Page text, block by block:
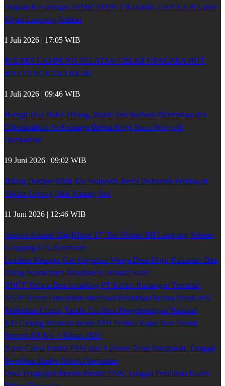
Dugaan Kecurangan SPMB SMPN 1 Kalianda, OKP KAPI Lapor
Kejari Lampung Selatan
1 Juli 2026 | 17:05 WIB
POLRES LAMPUNG SELATAN GELAR UPACARA HUT
BHAYANGKARA KE-80
1 Juli 2026 | 09:46 WIB
Hampir Dua Bulan Hilang, Wulan Sari Berhasil Ditemukan dan
Dikembalikan ke Keluarga Berkat Kerja Sama Warga &
Damkarmat
19 Juni 2026 | 09:02 WIB
Hilang Dompet Milik Rio Wahyudi, Berisi Dokumen Penting di
Sekitar Lebung Nala Karang Sari
11 Juni 2026 | 12:46 WIB
Sambut Jamaah Haji Kloter 17, Tim Dokter IDI Lampung Selatan
Langsung Cek Kesehatan
Ledakan Kompor Gas Gegerkan Warga Desa Maja, Kalianda: Dua
Orang Suami Isteri Dilarikan ke Rumah Sakit
BNCT Terima Benchmarking PT Kaltim Kariangau Terminal
ASDP Resmi Luncurkan Sterilisasi Pelabuhan Secara Penuh di 6
Pelabuhan Utama, Tandai Era Baru Penyeberangan Nasional
KPI Cabang Belawan desak APH Periksa Kapal Ikan Sesuai
Permen KP No. 3 Tahun 2021
Nama Calon Panitia PAW dari 4 Dusun Telah Disepakati, Tanggal
Pemilihan Kades Belum Ditetapkan
Desa Tengkujuh Bentuk Panitia PAW, Tanggal Pemilihan Kades